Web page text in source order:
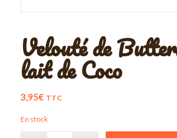
Velouté de
lait de Coco
3,95€ TTC
En stock